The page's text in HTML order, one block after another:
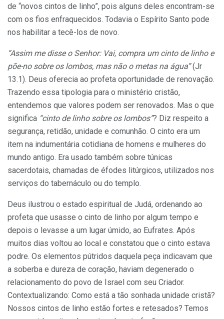
de “novos cintos de linho”, pois alguns deles encontram-se
com os fios enfraquecidos. Todavia o Espírito Santo pode
nos habilitar a tecê-los de novo.
“Assim medisse o Senhor: Vai, compra um cinto de linho e
põe-no sobre os lombos, mas não o metas na água”(Jr
13.1). Deus oferecia ao profeta oportunidade de renovação.
Trazendo essa tipologia para o ministério cristão,
entendemos que valores podem ser renovados. Mas o que
significa “cinto de linho sobre os lombos”? Diz respeito a
segurança, retidão, unidade e comunhão. O cinto era um
item na indumentária cotidiana de homens e mulheres do
mundo antigo. Era usado também sobre túnicas
sacerdotais, chamadas de éfodes litúrgicos, utilizados nos
serviços do tabernáculo ou do templo.
Deus ilustrou o estado espiritual de Judá, ordenando ao
profeta que usasse o cinto de linho por algum tempo e
depois o levasse a um lugar úmido, ao Eufrates. Após
muitos dias voltou ao local e constatou que o cinto estava
podre. Os elementos pútridos daquela peça indicavam que
a soberba e dureza de coração, haviam degenerado o
relacionamento do povo de Israel com seu Criador.
Contextualizando: Como está a tão sonhada unidade cristã?
Nossos cintos de linho estão fortes e retesados? Temos